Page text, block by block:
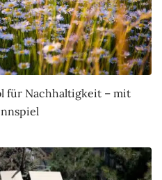
für Nachhaltigkeit – mit